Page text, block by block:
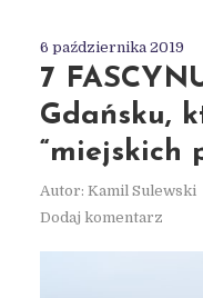
6 października 2019
7
Gdańsku,
“miejskich
Autor: Kamil Sulewski
Dodaj komentarz